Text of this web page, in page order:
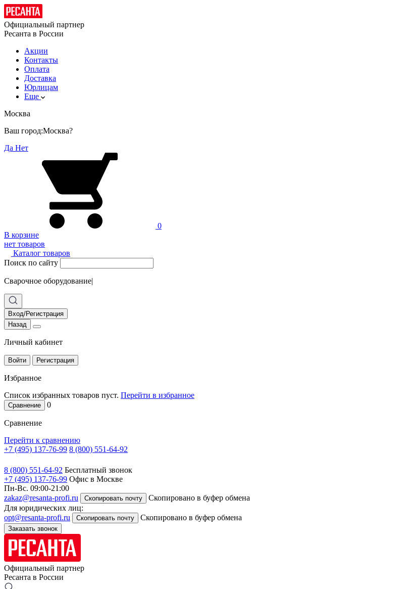
Официальный партнер
Ресанта в России
Акции
Контакты
Оплата
Доставка
Юрлицам
Еще
Москва
Ваш город:Москва?
Да Нет
0
В корзине
нет товаров
Каталог товаров
Поиск по сайту
Сварочное оборудование|
Вход/Регистрация
Назад
Личный кабинет
Войти Регистрация
Избранное
Список избранных товаров пуст. Перейти в избранное
Сравнение 0
Сравнение
Перейти к сравнению
+7 (495) 137-76-99 8 (800) 551-64-92
8 (800) 551-64-92 Бесплатный звонок
+7 (495) 137-76-99 Офис в Москве
Пн-Вс. 09:00-21:00
zakaz@resanta-profi.ru
Скопировать почту
Скопировано в буфер обмена
Для юридических лиц:
opt@resanta-profi.ru
Скопировать почту Скопировано в буфер обмена
Заказать звонок
Официальный партнер
Ресанта в России